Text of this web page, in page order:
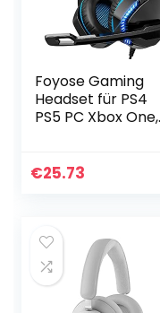
Foyose Gaming
Headset für PS4
PS5 PC Xbox One,
Cancelling, 3D
€25.73